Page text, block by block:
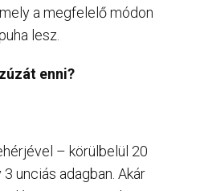
a megfelelő módon
lesz.
enni?
– körülbelül 20
unciás adagban. Akár